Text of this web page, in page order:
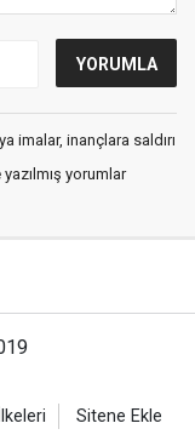
imalar, inançlara saldırı
yorumlar
Sitene Ekle